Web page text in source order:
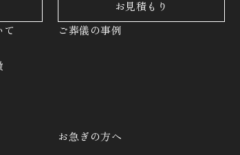
お見積もり
て
ご葬儀の事例
お急ぎの方へ